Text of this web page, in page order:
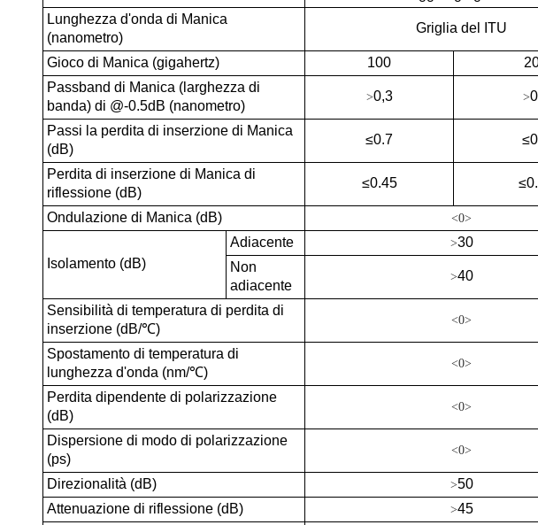
Lunghezza d'onda di Manica
(nanometro)
Griglia del ITU
Gioco di Manica (gigahertz) 100
Passband di Manica (larghezza di
banda) di @-0.5dB (nanometro)
>0,3 >
Passi la perdita di inserzione di Manica
(dB)
≤0.7
Perdita di inserzione di Manica di
riflessione (dB)
≤0.45
Ondulazione di Manica (dB) <0>
Isolamento (dB)
Adiacente >30
Non
adiacente
>40
Sensibilità di temperatura di perdita di
inserzione (dB/℃)
<0>
Spostamento di temperatura di
lunghezza d'onda (nm/℃)
<0>
Perdita dipendente di polarizzazione
(dB)
<0>
Dispersione di modo di polarizzazione
(ps)
<0>
Direzionalità (dB) >50
Attenuazione di riflessione (dB)
>45